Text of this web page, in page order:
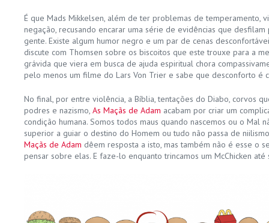
É que Mads Mikkelsen, além de ter problemas de temperamento,
negação, recusando encarar uma série de evidências que
gente. Existe algum humor negro e um par de cenas
discute com Thomsen sobre os biscoitos que este trouxe para a
grávida que viera em busca de ajuda espiritual chora
pelo menos um filme do Lars Von Trier e sabe que desconforto é
No final, por entre violência, a Bíblia, tentações do Diabo, corvos
podres e nazismo, As Maçãs de Adam acabam por criar um
condição humana. Somos todos maus quando nascemos ou o Mal
superior a guiar o destino do Homem ou tudo não passa de
Maçãs de Adam dêem resposta a isto, mas também não é esse o
pensar sobre elas. E faze-lo enquanto trincamos um McChicken